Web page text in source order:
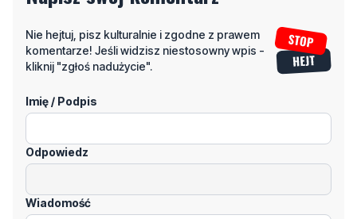
kliknij "zgłoś nadużycie".
Imię / Podpis
Odpowiedz
Wiadomość